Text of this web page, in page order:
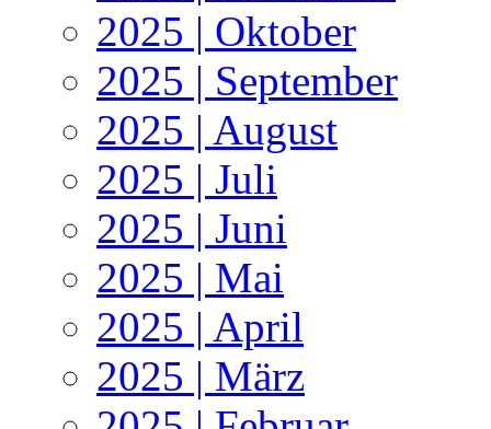
2025 | Oktober
2025 | September
2025 | August
2025 | Juli
2025 | Juni
2025 | Mai
2025 | April
2025 | März